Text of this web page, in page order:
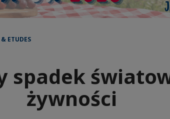
ETUDES
spadek
żywności